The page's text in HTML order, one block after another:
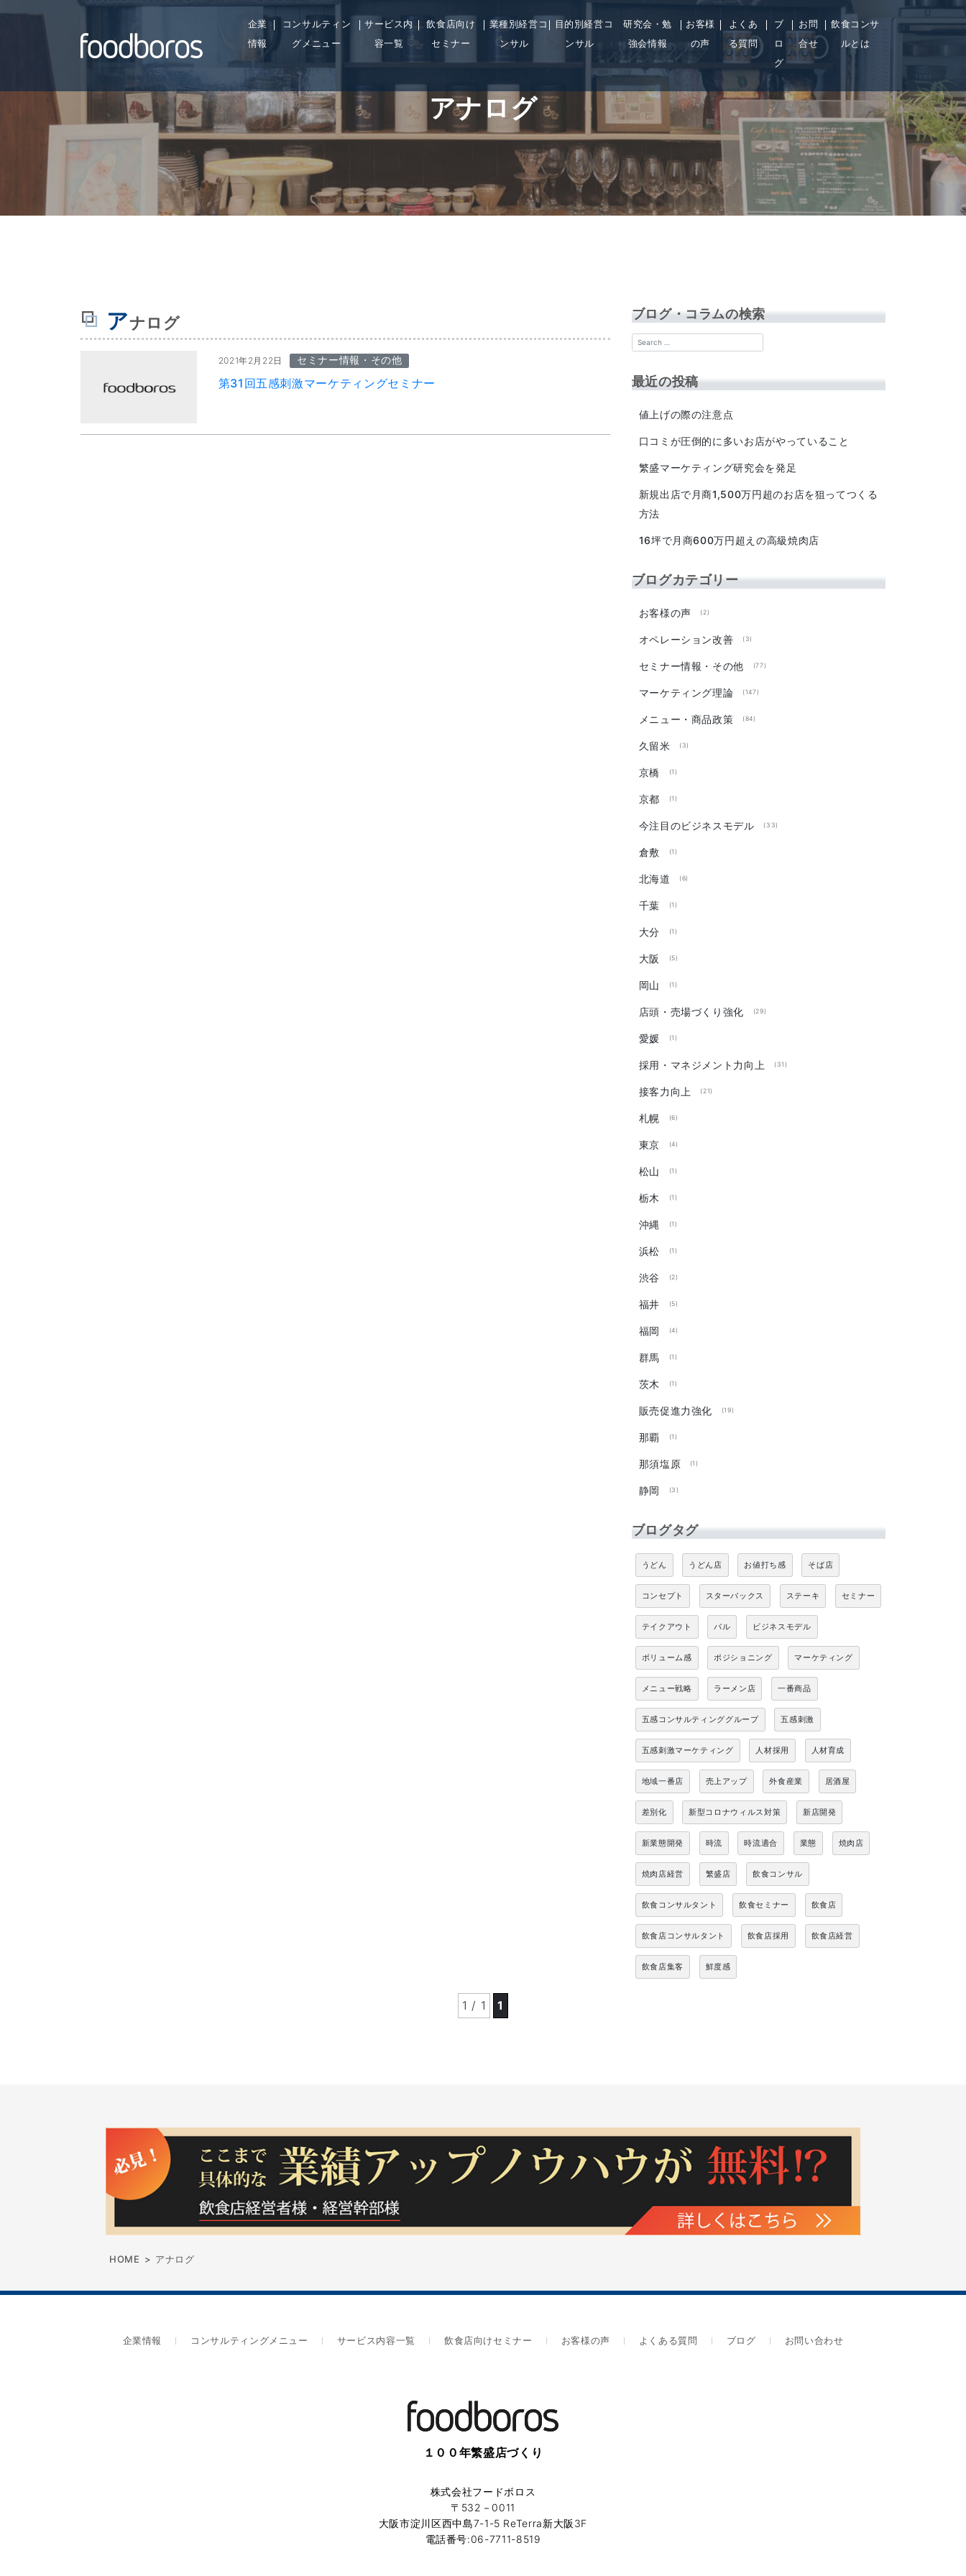
企業
情報
コンサルティン
グメニュー
サービス内
容一覧
飲食店向け
セミナー
業種別経営コ
ンサル
目的別経営コ
ンサル
研究会・勉
強会情報
お客様
の声
よくあ
る質問
ブ
ロ
グ
お問
合せ
飲食コンサ
ルとは
アナログ
アナログ
2021年2月22日 セミナー情報・その他
第31回五感刺激マーケティングセミナー
ブログ・コラムの検索
最近の投稿
値上げの際の注意点
口コミが圧倒的に多いお店がやっていること
繁盛マーケティング研究会を発足
新規出店で月商1,500万円超のお店を狙ってつくる
方法
16坪で月商600万円超えの高級焼肉店
ブログカテゴリー
お客様の声 (2)
オペレーション改善 (3)
セミナー情報・その他 (77)
マーケティング理論 (147)
メニュー・商品政策 (84)
久留米 (3)
京橋 (1)
京都 (1)
今注目のビジネスモデル (33)
倉敷 (1)
北海道 (6)
千葉 (1)
大分 (1)
大阪 (5)
岡山 (1)
店頭・売場づくり強化 (29)
愛媛 (1)
採用・マネジメント力向上 (31)
接客力向上 (21)
札幌 (6)
東京 (4)
松山 (1)
栃木 (1)
沖縄 (1)
浜松 (1)
渋谷 (2)
福井 (5)
福岡 (4)
群馬 (1)
茨木 (1)
販売促進力強化 (19)
那覇 (1)
那須塩原 (1)
静岡 (3)
ブログタグ
うどん うどん店 お値打ち感 そば店
コンセプト スターバックス ステーキ セミナー
テイクアウト バル ビジネスモデル
ボリューム感 ポジショニング マーケティング
メニュー戦略 ラーメン店 一番商品
五感コンサルティンググループ 五感刺激
五感刺激マーケティング 人材採用 人材育成
地域一番店 売上アップ 外食産業 居酒屋
差別化 新型コロナウィルス対策 新店開発
新業態開発 時流 時流適合 業態 焼肉店
焼肉店経営 繁盛店 飲食コンサル
飲食コンサルタント 飲食セミナー 飲食店
飲食店コンサルタント 飲食店採用 飲食店経営
飲食店集客 鮮度感
1 / 1 1
HOME > アナログ
企業情報 コンサルティングメニュー サービス内容一覧 飲食店向けセミナー お客様の声 よくある質問 ブログ お問い合わせ
１００年繁盛店づくり
株式会社フードボロス
〒532－0011
大阪市淀川区西中島7-1-5 ReTerra新大阪3F
電話番号:06-7711-8519